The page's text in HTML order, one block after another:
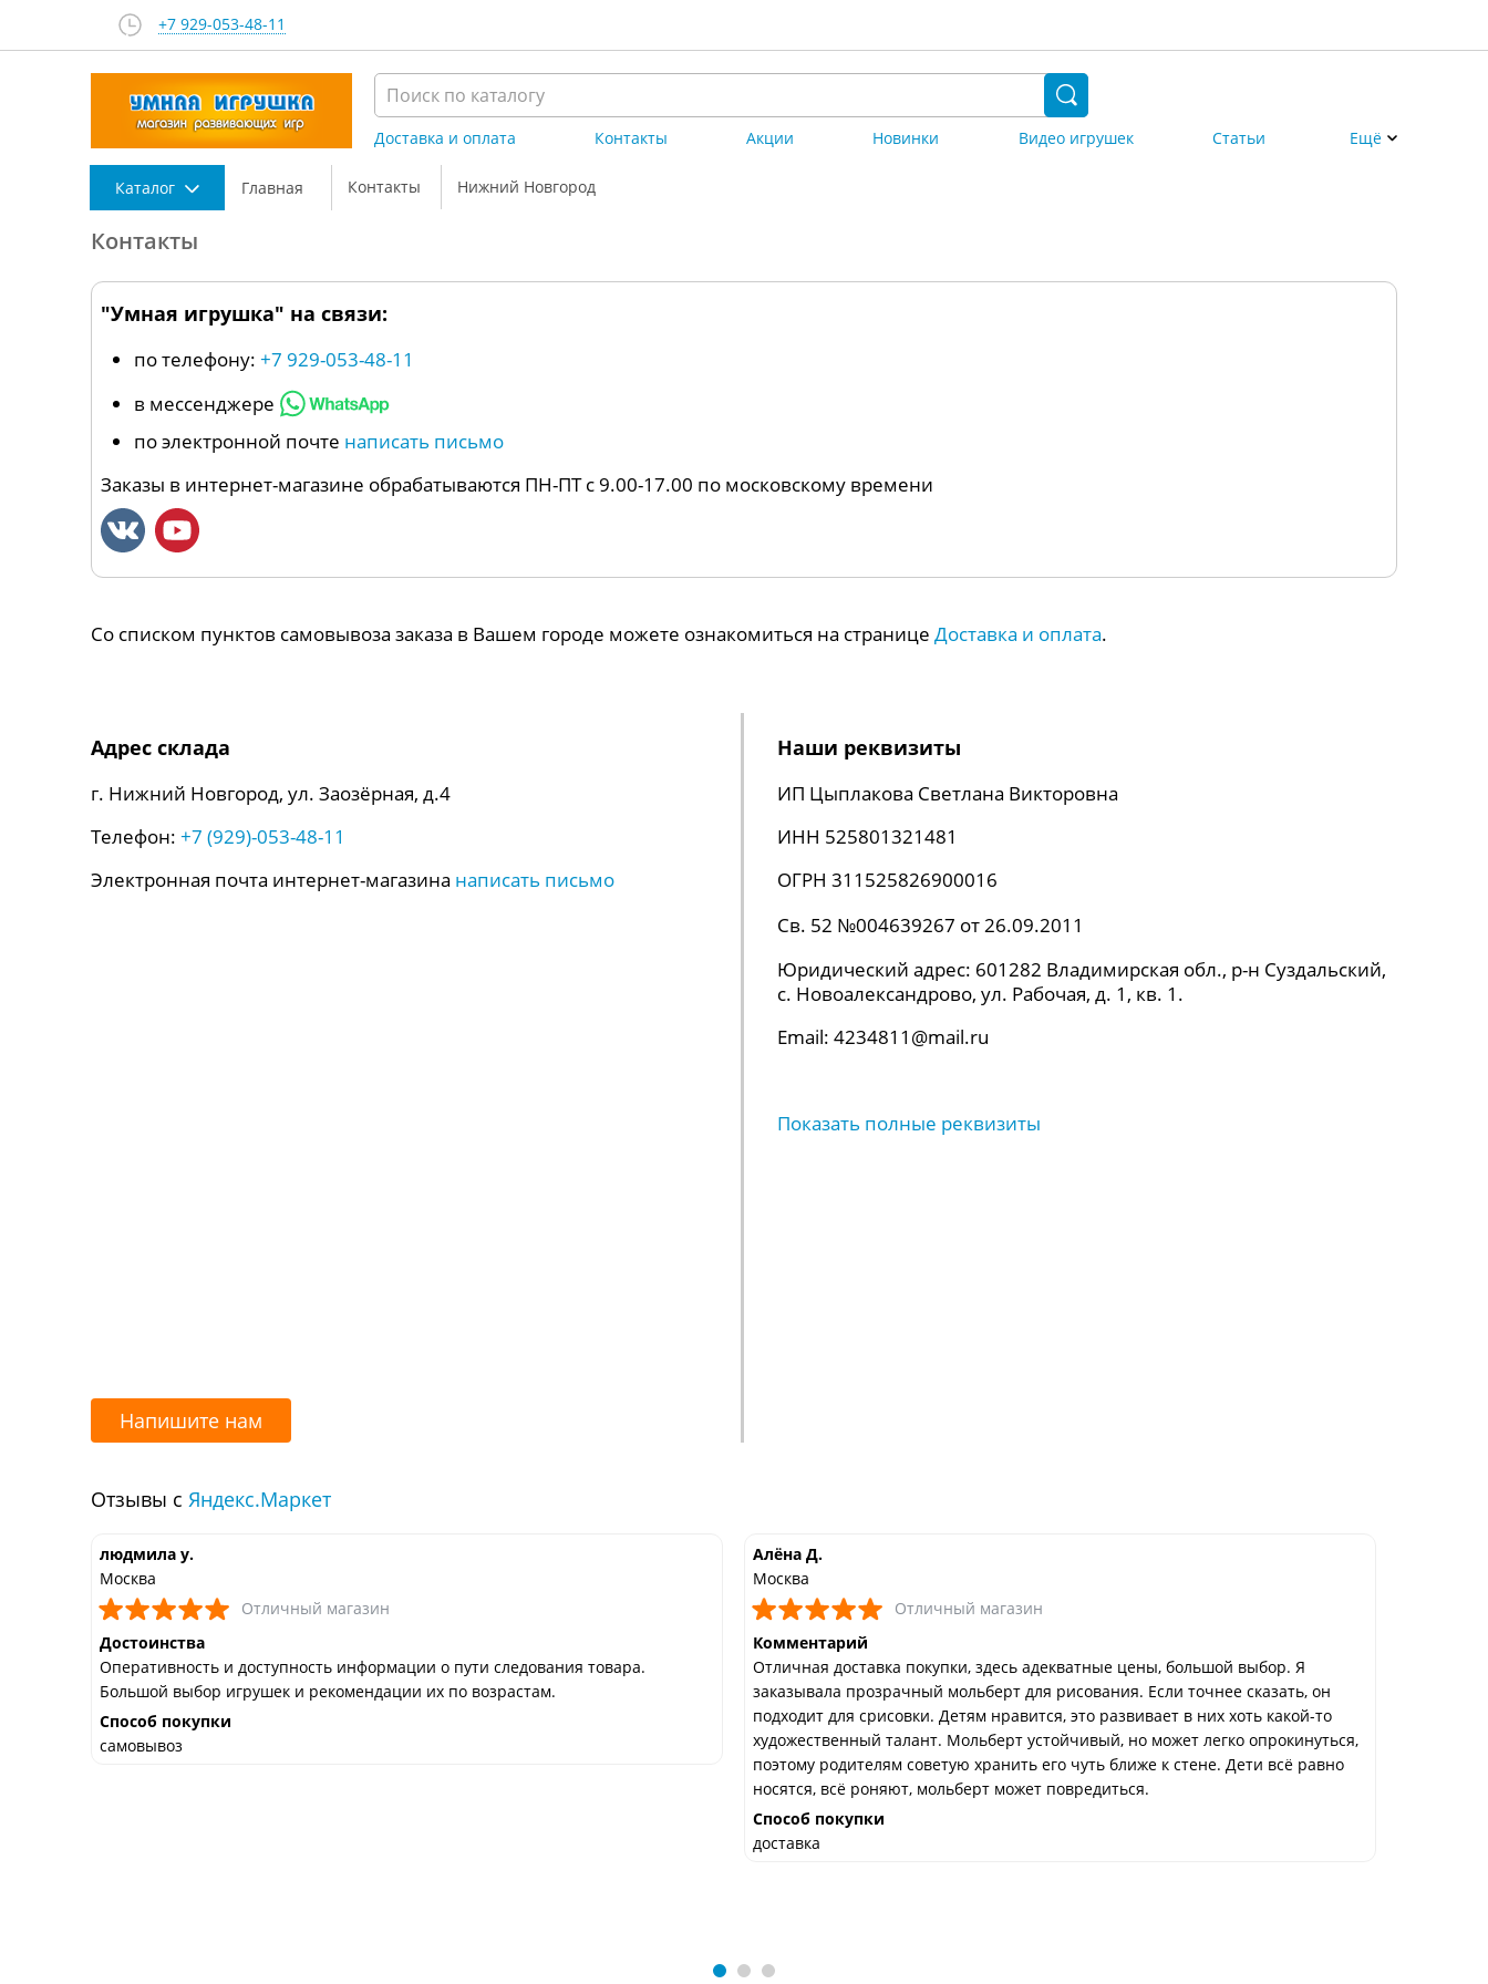
+7 929-053-48-11
Доставка и оплата Контакты Акции Новинки Видео игрушек Статьи Ещё
Каталог Главная Контакты Нижний Новгород
Контакты
"Умная игрушка" на связи:
по телефону: +7 929-053-48-11
в мессенджере
по электронной почте написать письмо
Заказы в интернет-магазине обрабатываются ПН-ПТ с 9.00-17.00 по московскому времени
Со списком пунктов самовывоза заказа в Вашем городе можете ознакомиться на странице Доставка и оплата.
Адрес склада
г. Нижний Новгород, ул. Заозёрная, д.4
Телефон: +7 (929)-053-48-11
Электронная почта интернет-магазина написать письмо
Напишите нам
Наши реквизиты
ИП Цыплакова Светлана Викторовна
ИНН 525801321481
ОГРН 311525826900016
Св. 52 №004639267 от 26.09.2011
Юридический адрес: 601282 Владимирская обл., р-н Суздальский,
с. Новоалександрово, ул. Рабочая, д. 1, кв. 1.
Email: 4234811@mail.ru
Показать полные реквизиты
Отзывы с Яндекс.Маркет
людмила у.
Москва
Отличный магазин
Достоинства
Оперативность и доступность информации о пути следования товара.
Большой выбор игрушек и рекомендации их по возрастам.
Способ покупки
самовывоз
Алёна Д.
Москва
Отличный магазин
Комментарий
Отличная доставка покупки, здесь адекватные цены, большой выбор. Я
заказывала прозрачный мольберт для рисования. Если точнее сказать, он
подходит для срисовки. Детям нравится, это развивает в них хоть какой-то
художественный талант. Мольберт устойчивый, но может легко опрокинуться,
поэтому родителям советую хранить его чуть ближе к стене. Дети всё равно
носятся, всё роняют, мольберт может повредиться.
Способ покупки
доставка